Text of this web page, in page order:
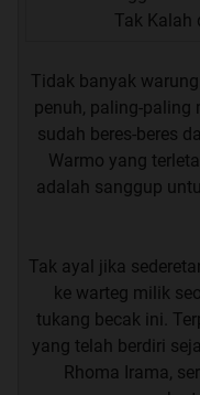
Tidak banyak
penuh, paling-paling
sudah beres-beres
Warmo yang
adalah sanggup
Tak ayal jika
ke warteg milik
tukang becak ini.
yang telah berdiri
Rhoma Irama,